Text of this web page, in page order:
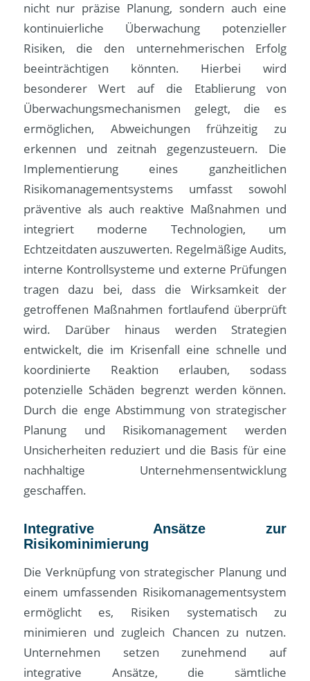
nicht nur präzise Planung, sondern auch eine
kontinuierliche Überwachung potenzieller
Risiken, die den unternehmerischen Erfolg
beeinträchtigen könnten. Hierbei wird
besonderer Wert auf die Etablierung von
Überwachungsmechanismen gelegt, die es
ermöglichen, Abweichungen frühzeitig zu
erkennen und zeitnah gegenzusteuern. Die
Implementierung eines ganzheitlichen
Risikomanagementsystems umfasst sowohl
präventive als auch reaktive Maßnahmen und
integriert moderne Technologien, um
Echtzeitdaten auszuwerten. Regelmäßige Audits,
interne Kontrollsysteme und externe Prüfungen
tragen dazu bei, dass die Wirksamkeit der
getroffenen Maßnahmen fortlaufend überprüft
wird. Darüber hinaus werden Strategien
entwickelt, die im Krisenfall eine schnelle und
koordinierte Reaktion erlauben, sodass
potenzielle Schäden begrenzt werden können.
Durch die enge Abstimmung von strategischer
Planung und Risikomanagement werden
Unsicherheiten reduziert und die Basis für eine
nachhaltige Unternehmensentwicklung
geschaffen.
Integrative Ansätze zur
Risikominimierung
Die Verknüpfung von strategischer Planung und
einem umfassenden Risikomanagementsystem
ermöglicht es, Risiken systematisch zu
minimieren und zugleich Chancen zu nutzen.
Unternehmen setzen zunehmend auf
integrative Ansätze, die sämtliche